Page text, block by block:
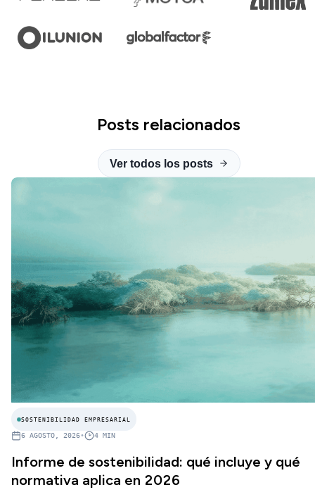
Posts relacionados
Ver todos los posts
SOSTENIBILIDAD EMPRESARIAL
6 AGOSTO, 2026• 4 MIN
Informe de sostenibilidad: qué incluye y qué
normativa aplica en 2026